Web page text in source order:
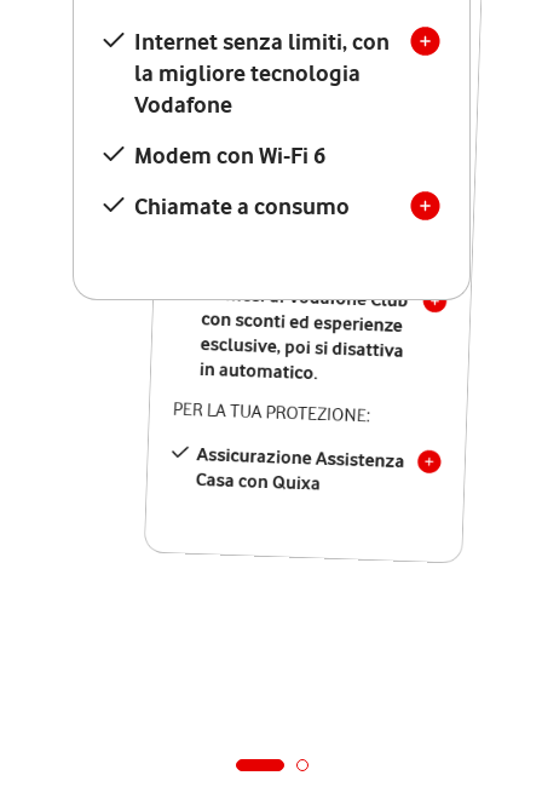
Internet senza limiti, con
la migliore tecnologia
Vodafone
Modem con Wi-Fi 6
Chiamate a consumo
Internet senza limiti, con
la migliore tecnologia
Vodafone
Modem Seven con Wi-Fi 7
Chiamate illimitate verso
numeri fissi e mobili
nazionali
12 mesi di Vodafone Club
con sconti ed esperienze
esclusive, poi si disattiva
in automatico.
PER LA TUA PROTEZIONE:
Assicurazione Assistenza
Casa con Quixa